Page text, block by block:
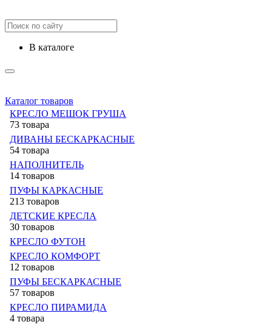
в каталоге
Каталог товаров
КРЕСЛО МЕШОК ГРУША
73 товара
ДИВАНЫ БЕСКАРКАСНЫЕ
54 товара
НАПОЛНИТЕЛЬ
14 товаров
ПУФЫ КАРКАСНЫЕ
213 товаров
ДЕТСКИЕ КРЕСЛА
30 товаров
КРЕСЛО ФУТОН
КРЕСЛО КОМФОРТ
12 товаров
ПУФЫ БЕСКАРКАСНЫЕ
57 товаров
КРЕСЛО ПИРАМИДА
4 товара